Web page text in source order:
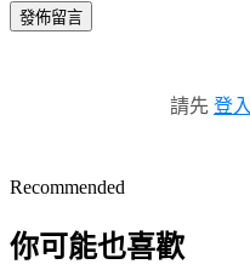
發佈留言
請先 登入
Recommended
你可能也喜歡